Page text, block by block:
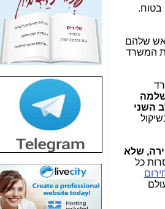
בטוח.
שלהם
המשרד
השני
שלא
כל
חשיפה: למה השר
משה כחלון לא נחקר
עד היום? -
כאן
חשיפת חשד לשחיתות
הדומה לזו של "תיק
הסלולר -כאן
חשיפת מה שלא
רוצים שתדעו בעניין
פריסת אנלימיטד
(בניחוח בלתי נסבל) -
כאן
חשיפה: איוב קרא
אישר לקבוצת סלקום
בדיוק מה שביבי אישר
כאן